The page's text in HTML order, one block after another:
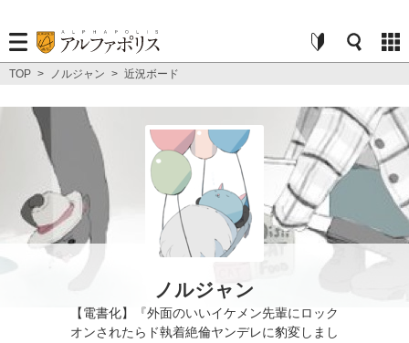
TOP > ノルジャン > 近況ボード
ノルジャン
【電書化】『外面のいいイケメン先輩にロック
オンされたらド執着絶倫ヤンデレに豹変しまし